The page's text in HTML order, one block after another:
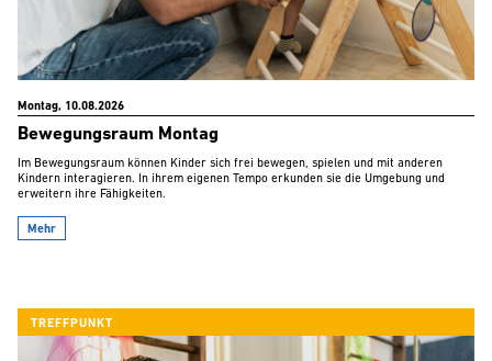
Montag, 10.08.2026
Bewegungsraum Montag
Im Bewegungsraum können Kinder sich frei bewegen, spielen und mit anderen
Kindern interagieren. In ihrem eigenen Tempo erkunden sie die Umgebung und
erweitern ihre Fähigkeiten.
Mehr
TREFFPUNKT